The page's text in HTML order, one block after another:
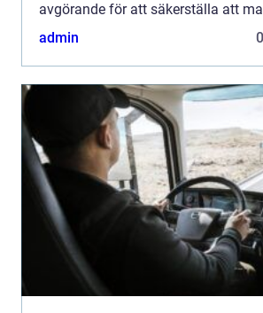
avgörande för att säkerställa att
admin